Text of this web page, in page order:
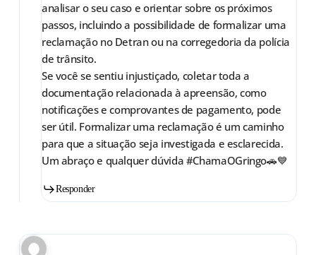
analisar o seu caso e orientar sobre os próximos
passos, incluindo a possibilidade de formalizar uma
reclamação no Detran ou na corregedoria da polícia
de trânsito.
Se você se sentiu injustiçado, coletar toda a
documentação relacionada à apreensão, como
notificações e comprovantes de pagamento, pode
ser útil. Formalizar uma reclamação é um caminho
para que a situação seja investigada e esclarecida.
Um abraço e qualquer dúvida #ChamaOGringo🚗💙
Responder